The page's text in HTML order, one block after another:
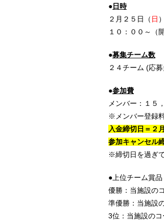
●日時
２月２５日（ 日 ）
１０：００～（
●募集チーム数
２４チーム (応
●参加費
メンバー：１５
※メンバー登録
入金締切日＝２
参加キャンセル
※締切日を過ぎ
●上位チーム賞品
優勝：当施設の
準優勝：当施設
3位：当施設の